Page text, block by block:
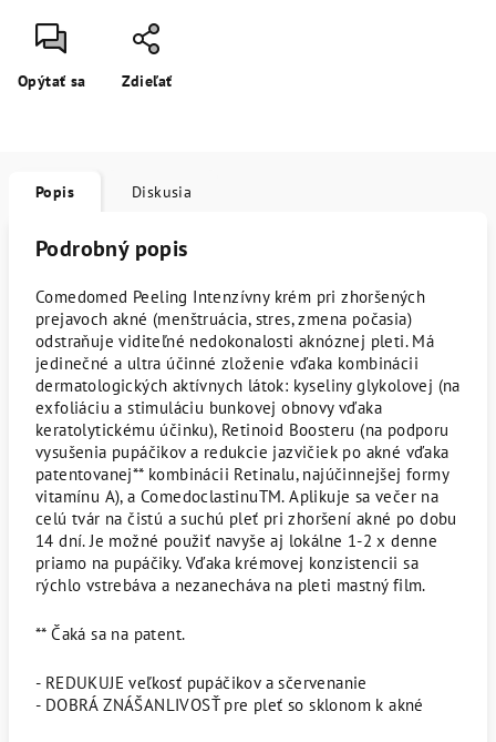
Opýtať sa Zdieľať
Popis Diskusia
Podrobný popis
Comedomed Peeling Intenzívny krém pri zhoršených
prejavoch akné (menštruácia, stres, zmena počasia)
odstraňuje viditeľné nedokonalosti aknóznej pleti. Má
jedinečné a ultra účinné zloženie vďaka kombinácii
dermatologických aktívnych látok: kyseliny glykolovej (na
exfoliáciu a stimuláciu bunkovej obnovy vďaka
keratolytickému účinku), Retinoid Boosteru (na podporu
vysušenia pupáčikov a redukcie jazvičiek po akné vďaka
patentovanej** kombinácii Retinalu, najúčinnejšej formy
vitamínu A), a ComedoclastinuTM. Aplikuje sa večer na
celú tvár na čistú a suchú pleť pri zhoršení akné po dobu
14 dní. Je možné použiť navyše aj lokálne 1-2 x denne
priamo na pupáčiky. Vďaka krémovej konzistencii sa
rýchlo vstrebáva a nezanecháva na pleti mastný film.
** Čaká sa na patent.
- REDUKUJE veľkosť pupáčikov a sčervenanie
- DOBRÁ ZNÁŠANLIVOSŤ pre pleť so sklonom k akné